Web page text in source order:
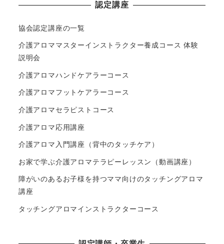
認定講座
協会認定講座の一覧
介護アロママスターインストラクター養成コース 体験
説明会
介護アロマハンドケアラーコース
介護アロマフットケアラーコース
介護アロマセラピストコース
介護アロマ応用講座
介護アロマ入門講座（背中のタッチケア）
お家で学ぶ介護アロマテラピーレッスン（動画講座）
障がいのあるお子様を持つママ向けのタッチングアロマ
講座
タッチングアロマインストラクターコース